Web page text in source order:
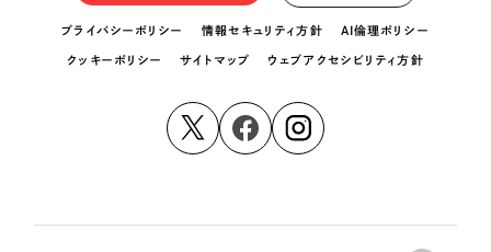
プライバシーポリシー 情報セキュリティ方針 AI倫理ポリシー
クッキーポリシー サイトマップ ウェブアクセシビリティ方針